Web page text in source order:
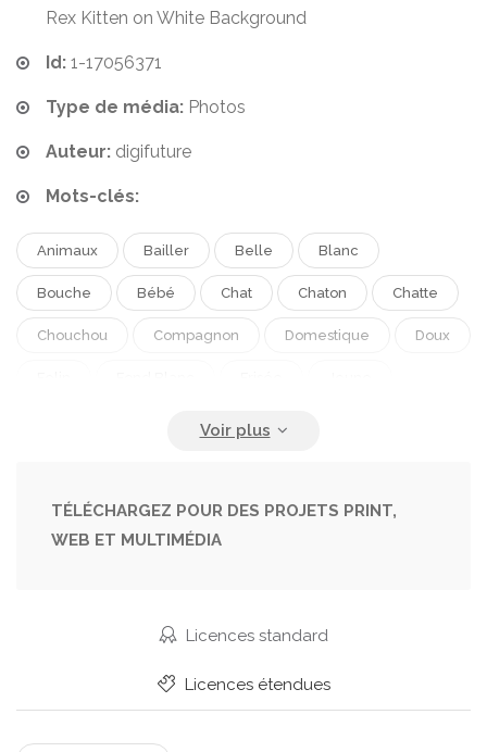
Rex Kitten on White Background
Id: 1-17056371
Type de média: Photos
Auteur: digifuture
Mots-clés:
Animaux Bailler Belle Blanc
Bouche Bébé Chat Chaton Chatte
Chouchou Compagnon Domestique Doux
TÉLÉCHARGEZ POUR DES PROJETS PRINT,
WEB ET MULTIMÉDIA
Licences standard
Licences étendues